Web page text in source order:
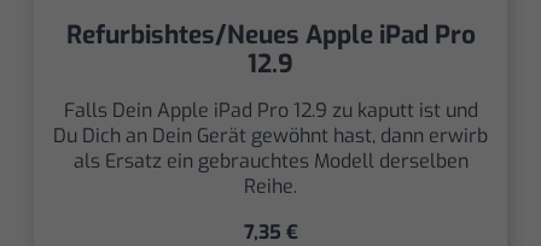
Refurbishtes/Neues Apple iPad Pro
12.9
Falls Dein Apple iPad Pro 12.9 zu kaputt ist und
Du Dich an Dein Gerät gewöhnt hast, dann erwirb
als Ersatz ein gebrauchtes Modell derselben
Reihe.
7,35 €